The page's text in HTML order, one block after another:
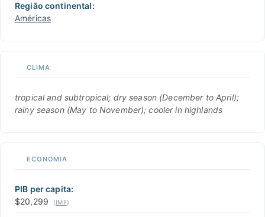
Região continental:
Américas
CLIMA
tropical and subtropical; dry season (December to April);
rainy season (May to November); cooler in highlands
ECONOMIA
PIB per capita:
$20,299
(IMF)